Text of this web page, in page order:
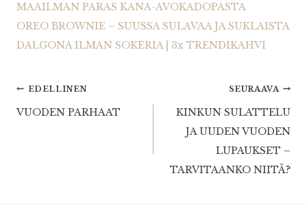
MAAILMAN PARAS KANA-AVOKADOPASTA
OREO BROWNIE – SUUSSA SULAVAA JA SUKLAISTA
DALGONA ILMAN SOKERIA | 3x TRENDIKAHVI
Artikkelien
selaus
EDELLINEN
VUODEN PARHAAT
SEURAAVA
KINKUN SULATTELU
JA UUDEN VUODEN
LUPAUKSET –
TARVITAANKO NIITÄ?